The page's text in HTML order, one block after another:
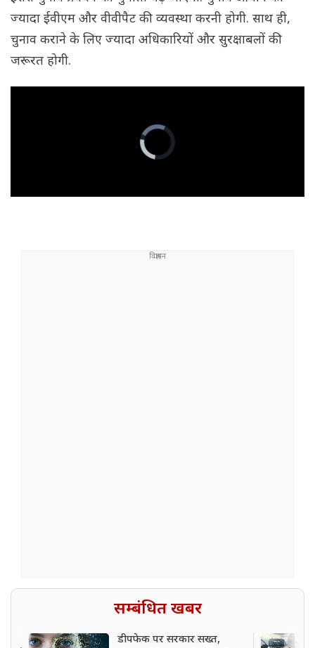
ज्यादा ईवीएम और वीवीपैट की व्यवस्था करनी होगी. साथ ही,
चुनाव कराने के लिए ज्यादा अधिकारियों और सुरक्षाबलों की
जरूरत होगी.
सम्बंधित खबर
डीपफेक पर सरकार सख्त,